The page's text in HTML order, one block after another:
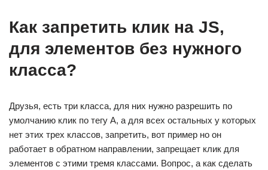
Как запретить клик на JS,
для элементов без нужного
класса?
Друзья, есть три класса, для них нужно разрешить по
умолчанию клик по тегу A, а для всех остальных у которых
нет этих трех классов, запретить, вот пример но он
работает в обратном направлении, запрещает клик для
элементов с этими тремя классами. Вопрос, а как сделать